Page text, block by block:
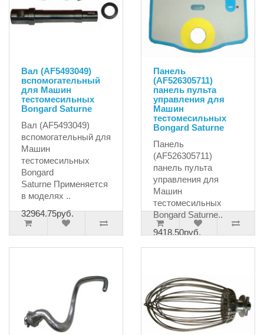
Вал (AF5493049)
вспомогательный
для Машин
тестомесильных
Bongard Saturne
Вал (AF5493049)
вспомогательный для
Машин
тестомесильных
Bongard
Saturne Применяется
в моделях ..
32964.75руб.
Панель
(AF526305711)
панель пульта
управления для
Машин
тестомесильных
Bongard Saturne
Панель
(AF526305711)
панель пульта
управления для
Машин
тестомесильных
Bongard Saturne..
9418.50руб.